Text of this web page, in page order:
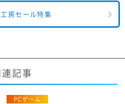
房セール特集
記事
PCゲーム